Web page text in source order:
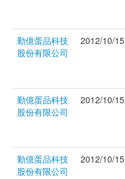
勤億蛋品科技
股份有限公司
2012/10/15
勤億蛋品科技
股份有限公司
2012/10/15
勤億蛋品科技
股份有限公司
2012/10/15